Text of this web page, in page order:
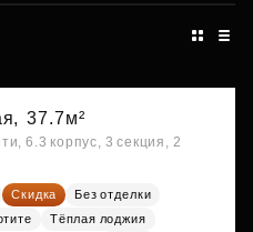
37.7м²
6.3 корпус, 3 секция, 2
Скидка
Без отделки
Тёплая лоджия